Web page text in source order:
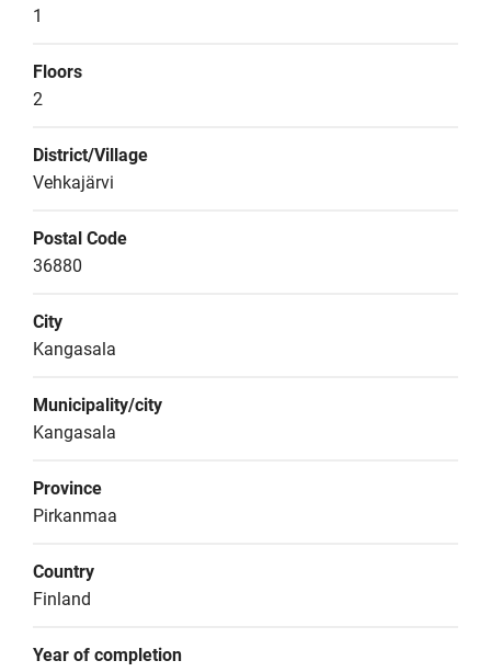
1
Floors
2
District/Village
Vehkajärvi
Postal Code
36880
City
Kangasala
Municipality/city
Kangasala
Province
Pirkanmaa
Country
Finland
Year of completion